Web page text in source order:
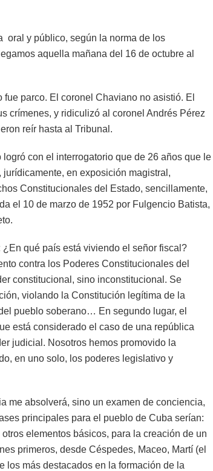
oral y público, según la norma de los
aquella mañana del 16 de octubre al
parco. El coronel Chaviano no asistió. El
crímenes, y ridiculizó al coronel Andrés Pérez
reír hasta al Tribunal.
con el interrogatorio que de 26 años que le
en exposición magistral,
Constitucionales del Estado, sencillamente,
el 10 de marzo de 1952 por Fulgencio Batista,
qué país está viviendo el señor fiscal?
contra los Poderes Constitucionales del
constitucional, sino inconstitucional. Se
violando la Constitución legítima de la
pueblo soberano… En segundo lugar, el
está considerado el caso de una república
judicial. Nosotros hemos promovido la
en uno solo, los poderes legislativo y
me absolverá, sino un examen de conciencia,
principales para el pueblo de Cuba serían:
elementos básicos, para la creación de un
primeros, desde Céspedes, Maceo, Martí (el
los más destacados en la formación de la